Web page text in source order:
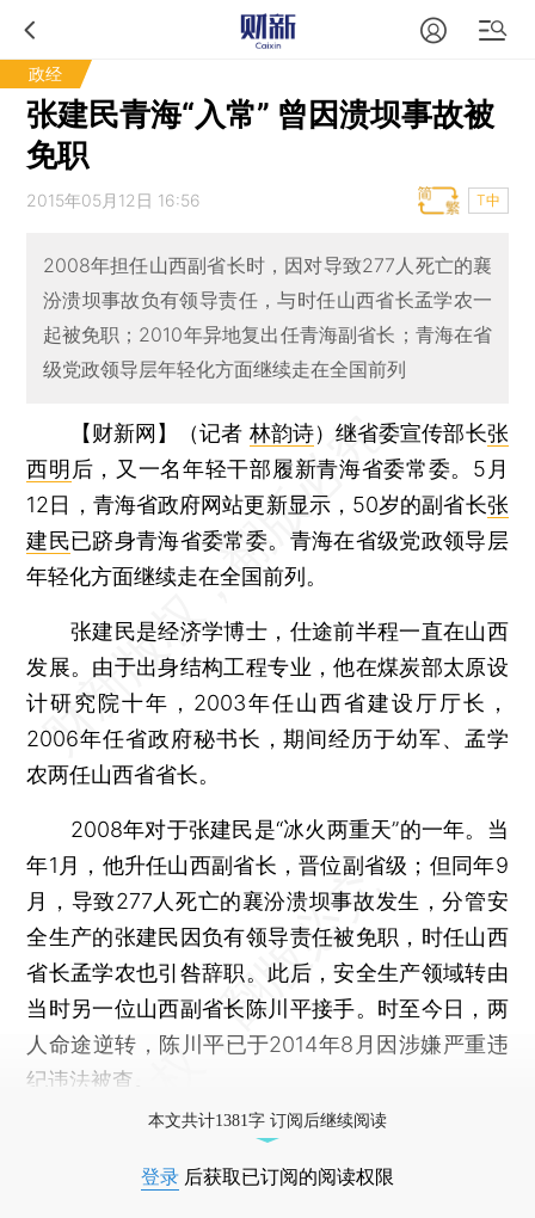
政经
张建民青海“入常” 曾因溃坝事故被
免职
2015年05月12日 16:56 T中
2008年担任山西副省长时，因对导致277人死亡的襄
汾溃坝事故负有领导责任，与时任山西省长孟学农一
起被免职；2010年异地复出任青海副省长；青海在省
级党政领导层年轻化方面继续走在全国前列
【财新网】（记者 林韵诗） 继省委宣传部长张
西明 后，又一名年轻干部履新青海省委常委。5月
12日，青海省政府网站更新显示，50岁的副省长张
建民已跻身青海省委常委。青海在省级党政领导层
年轻化方面继续走在全国前列。
张建民是经济学博士，仕途前半程一直在山西
发展。由于出身结构工程专业，他在煤炭部太原设
计研究院十年，2003年任山西省建设厅厅长，
2006年任省政府秘书长，期间经历于幼军、孟学
农两任山西省省长。
2008年对于张建民是“冰火两重天”的一年。当
年1月，他升任山西副省长，晋位副省级；但同年9
月，导致277人死亡的襄汾溃坝事故发生，分管安
全生产的张建民因负有领导责任被免职，时任山西
省长孟学农也引咎辞职。此后，安全生产领域转由
当时另一位山西副省长陈川平接手。时至今日，两
人命途逆转，陈川平已于2014年8月因涉嫌严重违
纪违法被查。
本文共计1381字 订阅后继续阅读
登录 后获取已订阅的阅读权限